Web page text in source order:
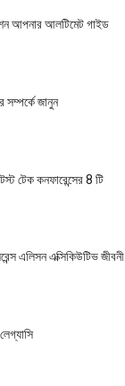
আপনার আলটিমেট গাইড
জানুন
টেক কনফারেন্সের 8 টি
এলিসন এক্সিকিউটিভ জীবনী